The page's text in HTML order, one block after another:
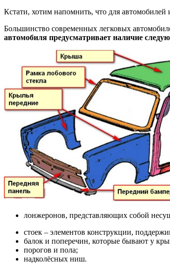
Кстати, хотим напомнить, что для
Большинство современных легковых
автомобиля предусматривает наличие
лонжеронов, представляющих собой
стоек – элементов конструкции,
балок и поперечин, которые бывают у
порогов и пола;
надколёсных ниш.